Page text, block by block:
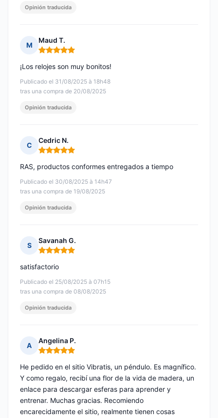
Opinión traducida
M
Maud T.
Nota: 5 de 5
Publicado el 31/08/2025 à 18h48
tras una compra de 20/08/2025
¡Los relojes son muy bonitos!
Opinión traducida
C
Cedric N.
Nota: 5 de 5
Publicado el 30/08/2025 à 14h47
tras una compra de 19/08/2025
RAS, productos conformes entregados a tiempo
Opinión traducida
S
Savanah G.
Nota: 5 de 5
Publicado el 25/08/2025 à 07h15
tras una compra de 08/08/2025
satisfactorio
Opinión traducida
A
Angelina P.
Nota: 5 de 5
He pedido en el sitio Vibratis, un péndulo. Es magnífico.
Y como regalo, recibí una flor de la vida de madera, un
enlace para descargar esferas para aprender y
entrenar. Muchas gracias. Recomiendo
encarecidamente el sitio, realmente tienen cosas